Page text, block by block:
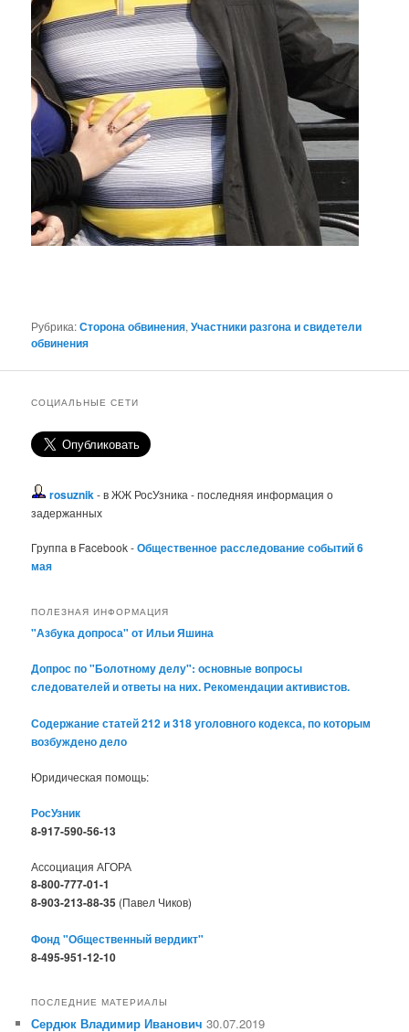
Рубрика:Сторона обвинения,Участники разгона и свидетели
обвинения
СОЦИАЛЬНЫЕ СЕТИ
rosuznik- в ЖЖ РосУзника - последняя информация о
задержанных
Группа в Facebook -Общественное расследование событий 6
мая
ПОЛЕЗНАЯ ИНФОРМАЦИЯ
"Азбука допроса" от Ильи Яшина
Допрос по "Болотному делу": основные вопросы
следователей и ответы на них. Рекомендации активистов.
Содержание статей 212 и 318 уголовного кодекса, по которым
возбуждено дело
Юридическая помощь:
РосУзник
8-917-590-56-13
Ассоциация АГОРА
8-800-777-01-1
8-903-213-88-35 (Павел Чиков)
Фонд "Общественный вердикт"
8-495-951-12-10
ПОСЛЕДНИЕ МАТЕРИАЛЫ
Сердюк Владимир Иванович 30.07.2019